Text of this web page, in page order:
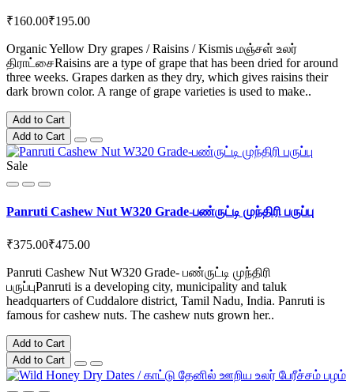
₹160.00₹195.00
Organic Yellow Dry grapes / Raisins / Kismis மஞ்சள் உலர்
திராட்சைRaisins are a type of grape that has been dried for around
three weeks. Grapes darken as they dry, which gives raisins their
dark brown color. A range of grape varieties is used to make..
Add to Cart
Add to Cart
Sale
Panruti Cashew Nut W320 Grade-பண்ருட்டி முந்திரி பருப்பு
₹375.00₹475.00
Panruti Cashew Nut W320 Grade- பண்ருட்டி முந்திரி
பருப்புPanruti is a developing city, municipality and taluk
headquarters of Cuddalore district, Tamil Nadu, India. Panruti is
famous for cashew nuts. The cashew nuts grown her..
Add to Cart
Add to Cart